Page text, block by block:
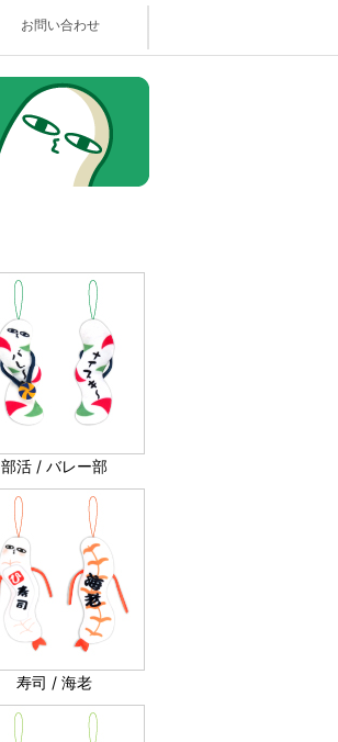
お問い合わせ
部活 / バレー部
寿司 / 海老